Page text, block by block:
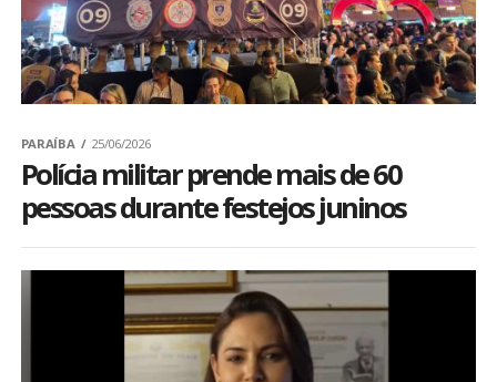
PARAÍBA 25/06/2026
Polícia militar prende mais de 60
pessoas durante festejos juninos